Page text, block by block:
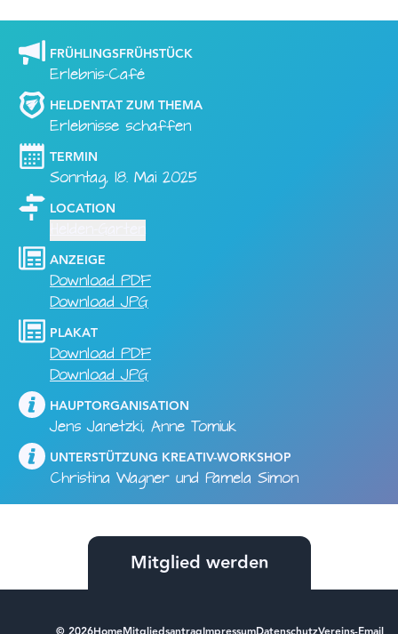
FRÜHLINGSFRÜHSTÜCK
Erlebnis-Café
HELDENTAT ZUM THEMA
Erlebnisse schaffen
TERMIN
Sonntag, 18. Mai 2025
LOCATION
ANZEIGE
Download PDF
Download JPG
PLAKAT
Download PDF
Download JPG
HAUPTORGANISATION
Jens Janetzki, Anne Tomiuk
UNTERSTÜTZUNG KREATIV-WORKSHOP
Christina Wagner und Pamela Simon
Mitglied werden